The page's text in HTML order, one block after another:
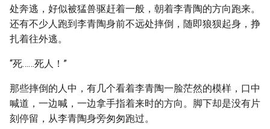
处奔逃，好似被猛兽驱赶着一般，朝着李青陶的方向跑来。
还有不少人跑到李青陶身前不远处摔倒，随即狼狈起身，挣
扎着往外逃。
“死……死人！”
那些摔倒的人中，有几个看着李青陶一脸茫然的模样，口中
喊道，一边喊，一边拿手指着来时的方向。脚下却是没有片
刻停留，从李青陶身旁匆匆跑过。